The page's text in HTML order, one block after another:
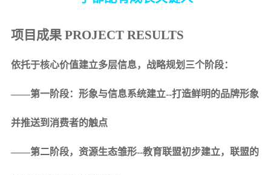
项目成果 PROJECT RESULTS
依托于核心价值建立多层信息，战略规划三个阶段：
——第一阶段：形象与信息系统建立--打造鲜明的品牌形象
并推送到消费者的触点
——第二阶段，资源生态雏形--教育联盟初步建立，联盟的